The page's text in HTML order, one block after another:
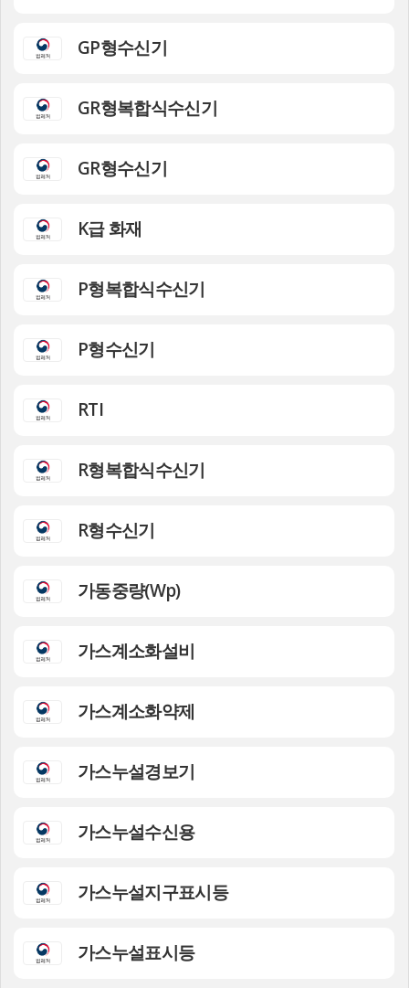
GP형수신기
GR형복합식수신기
GR형수신기
K급 화재
P형복합식수신기
P형수신기
RTI
R형복합식수신기
R형수신기
가동중량(Wp)
가스계소화설비
가스계소화약제
가스누설경보기
가스누설수신용
가스누설지구표시등
가스누설표시등